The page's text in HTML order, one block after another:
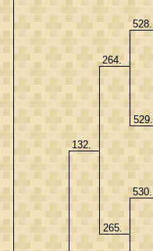
132.
264.
265.